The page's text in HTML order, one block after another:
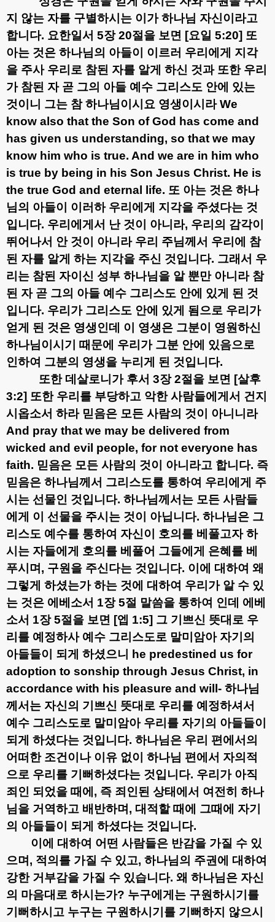
지 않는 자를 구별하시는 이가 하나님 자신이라고
합니다. 요한일서 5장20절을 보면 [요일 5:20] 또
아는 것은 하나님의 아들이 이르러 우리에게 지각
을 주사 우리로 참된 자를 알게 하신 것과 또한 우리
가 참된 자 곧 그의 아들 예수 그리스도 안에 있는
것이니 그는 참 하나님이시요 영생이시라We
know also that the Son of God has come and
has given us understanding, so that we may
know him who is true. And we are in him who
is true by being in his Son Jesus Christ. He is
the true God and eternal life. 또 아는 것은 하나
님의 아들이 이러하 우리에게 지각을 주셨다는 것
입니다. 우리에게서 난 것이 아니라, 우리의 감각이
뛰어나서 안 것이 아니라 우리 주님께서 우리에 참
된 자를 알게 하는 지각을 주신 것입니다. 그래서 우
리는 참된 자이신 성부 하나님을 알 뿐만 아니라 참
된 자 곧 그의 아들 예수 그리스도 안에 있게 된 것
입니다. 우리가 그리스도 안에 있게 됨으로 우리가
얻게 된 것은 영생인데 이 영생은 그분이 영원하신
하나님이시기 때문에 우리가 그분 안에 있음으로
인하여 그분의 영생을 누리게 된 것입니다.
또한 데살로니가 후서3장2절을 보면 [살후
3:2] 또한 우리를 부당하고 악한 사람들에게서 건지
시옵소서 하라 믿음은 모든 사람의 것이 아니니라
And pray that we may be delivered from
wicked and evil people, for not everyone has
faith. 믿음은 모든 사람의 것이 아니라고 합니다. 즉
믿음은 하나님께서 그리스도를 통하여 우리에게 주
시는 선물인 것입니다. 하나님께서는 모든 사람들
에게 이 선물을 주시는 것이 아닙니다. 하나님은 그
리스도 예수를 통하여 자신이 호의를 베풀고자 하
시는 자들에게 호의를 베풀어 그들에게 은혜를 베
푸시며 , 구원을 주신다는 것입니다. 이에 대하여 왜
그렇게 하셨는가 하는 것에 대하여 우리가 알 수 있
는 것은 에베소서 1장5절 말씀을 통하여 인데 에베
소서 1장5절을 보면 [엡 1:5] 그 기쁘신 뜻대로 우
리를 예정하사 예수 그리스도로 말미암아 자기의
아들들이 되게 하셨으니
he predestined us for
adoption to sonship through Jesus Christ, in
accordance with his pleasure and will- 하나님
께서는 자신의 기쁘신 뜻대로 우리를 예정하셔서
예수 그리스도로 말미암아 우리를 자기의 아들들이
되게 하셨다는 것입니다. 하나님은 우리 편에서의
어떠한 조건이나 이유 없이 하나님 편에서 자의적
으로 우리를 기뻐하셨다는 것입니다. 우리가 아직
죄인 되었을 때에 , 즉 죄인된 상태에서 여전히 하나
님을 거역하고 배반하며 , 대적할 때에 그때에 자기
의 아들들이 되게 하셨다는 것입니다.
이에 대하여 어떤 사람들은 반감을 가질 수 있
으며 , 적의를 가질 수 있고, 하나님의 주권에 대하여
강한 거부감을 가질 수 있습니다. 왜 하나님은 자신
의 마음대로 하시는가? 누구에게는 구원하시기를
기뻐하시고 누구는 구원하시기를 기뻐하지 않으시